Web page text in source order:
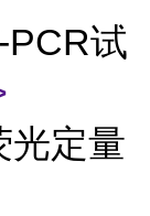
PCR试
光定量